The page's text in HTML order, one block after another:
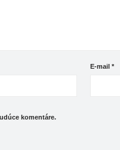
E-mail*
komentáre.